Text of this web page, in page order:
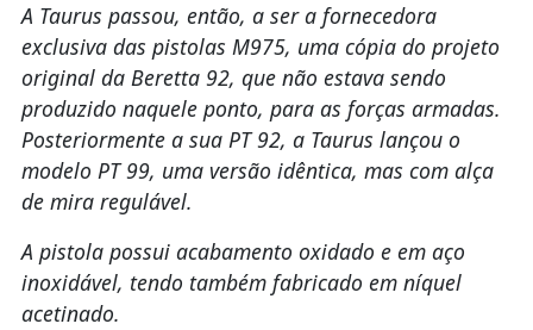
A Taurus passou, então, a ser a fornecedora
exclusiva das pistolas M975, uma cópia do projeto
original da Beretta 92, que não estava sendo
produzido naquele ponto, para as forças armadas.
Posteriormente a sua PT 92, a Taurus lançou o
modelo PT 99, uma versão idêntica, mas com alça
de mira regulável.
A pistola possui acabamento oxidado e em aço
inoxidável, tendo também fabricado em níquel
acetinado.